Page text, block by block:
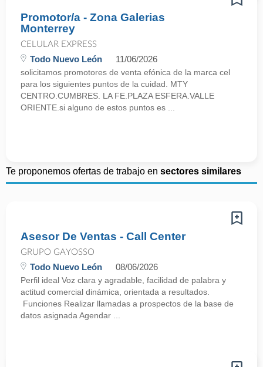
Promotor/a - Zona Galerias
Monterrey
CELULAR EXPRESS
Todo Nuevo León 11/06/2026
solicitamos promotores de venta efónica de la marca cel
para los siguientes puntos de la cuidad. MTY
CENTRO.CUMBRES. LA FE.PLAZA ESFERA.VALLE
ORIENTE.si alguno de estos puntos es ...
Te proponemos ofertas de trabajo en sectores similares
Asesor De Ventas - Call Center
GRUPO GAYOSSO
Todo Nuevo León 08/06/2026
Perfil ideal Voz clara y agradable, facilidad de palabra y
actitud comercial dinámica, orientada a resultados.
Funciones Realizar llamadas a prospectos de la base de
datos asignada Agendar ...